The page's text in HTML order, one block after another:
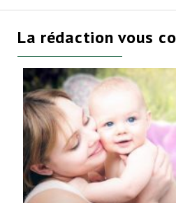
La rédaction vous